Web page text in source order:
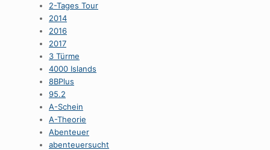
2-Tages Tour
2014
2016
2017
3 Türme
4000 Islands
8BPlus
95.2
A-Schein
A-Theorie
Abenteuer
abenteuersucht